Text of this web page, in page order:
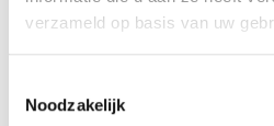
verzameld op basis van uw
Noodzakelijk